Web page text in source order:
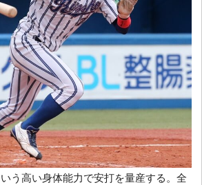
う高い身体能力で安打を量産する。全